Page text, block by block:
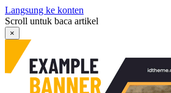
Langsung ke konten
Scroll untuk baca artikel
×